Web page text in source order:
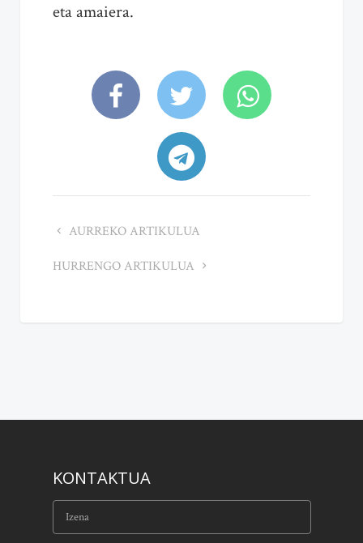
eta amaiera.
AURREKO ARTIKULUA
HURRENGO ARTIKULUA
KONTAKTUA